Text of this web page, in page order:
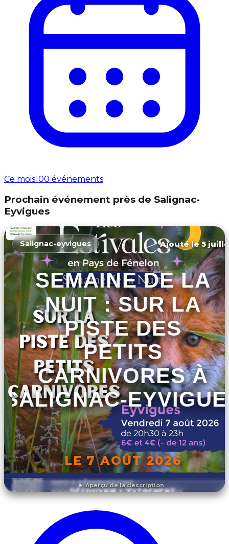
Ce mois100 événements
Prochain événement près de Salignac-
Eyvigues
Aperçu de la description
Salignac-eyvigues Ajouté le 5
SEMAINE DE LA
NUIT : SUR LA
PISTE DES
PETITS
CARNIVORES À
SALIGNAC-
LE 7 AOÛT 2026
DÉCOUVRIR L'ÉVÉNEMENT